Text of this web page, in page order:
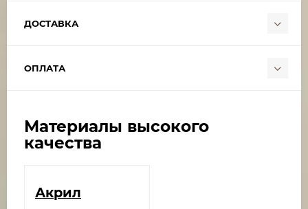
ДОСТАВКА
ОПЛАТА
Материалы высокого
качества
Акрил